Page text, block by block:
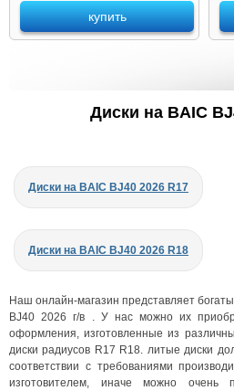
купить
Диски на BAIC
Диски на BAIC BJ40 2026 R17
Диски на BAIC BJ40 2026 R18
Наш онлайн-магазин представляет
BJ40 2026 г/в . У нас можно их
оформления, изготовленные из
диски радиусов R17 R18. литые диски
соответствии с требованиями
изготовителем, иначе можно очень